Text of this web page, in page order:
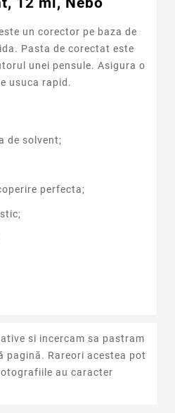
un corector pe baza de
Pasta de corectat este
unei pensule. Asigura o
usuca rapid.
de solvent;
perfecta;
si incercam sa pastram
pagină. Rareori acestea pot
au caracter